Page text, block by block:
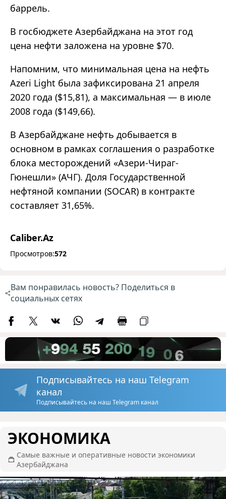
баррель.
В госбюджете Азербайджана на этот год
цена нефти заложена на уровне $70.
Напомним, что минимальная цена на нефть
Azeri Light была зафиксирована 21 апреля
2020 года ($15,81), а максимальная — в июле
2008 года ($149,66).
В Азербайджане нефть добывается в
основном в рамках соглашения о разработке
блока месторождений «Азери-Чираг-
Гюнешли» (АЧГ). Доля Государственной
нефтяной компании (SOCAR) в контракте
составляет 31,65%.
Caliber.Az
Просмотров:572
Вам понравилась новость? Поделиться в
социальных сетях
Подписывайтесь на наш Telegram
канал
Подписывайтесь на наш Telegram канал
ЭКОНОМИКА
Самые важные и оперативные новости экономики
Азербайджана